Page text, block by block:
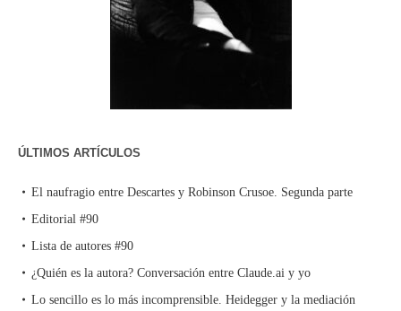
ÚLTIMOS ARTÍCULOS
El naufragio entre Descartes y Robinson Crusoe. Segunda parte
Editorial #90
Lista de autores #90
¿Quién es la autora? Conversación entre Claude.ai y yo
Lo sencillo es lo más incomprensible. Heidegger y la mediación